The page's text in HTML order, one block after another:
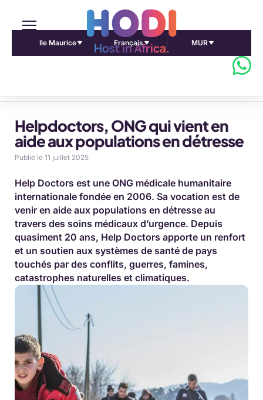
Ile Maurice Français MUR
Helpdoctors, ONG qui vient en
aide aux populations en détresse
Publié le 11 juillet 2025
Help Doctors est une ONG médicale humanitaire
internationale fondée en 2006. Sa vocation est de
venir en aide aux populations en détresse au
travers des soins médicaux d’urgence. Depuis
quasiment 20 ans, Help Doctors apporte un renfort
et un soutien aux systèmes de santé de pays
touchés par des conflits, guerres, famines,
catastrophes naturelles et climatiques.